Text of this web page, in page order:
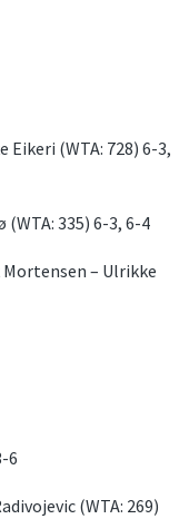
Eikeri (WTA: 728) 6-3,
335) 6-3, 6-4
Mortensen – Ulrikke
6
(WTA: 269)